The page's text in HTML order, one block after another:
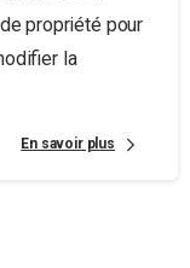
propriété pour
la
En savoir plus